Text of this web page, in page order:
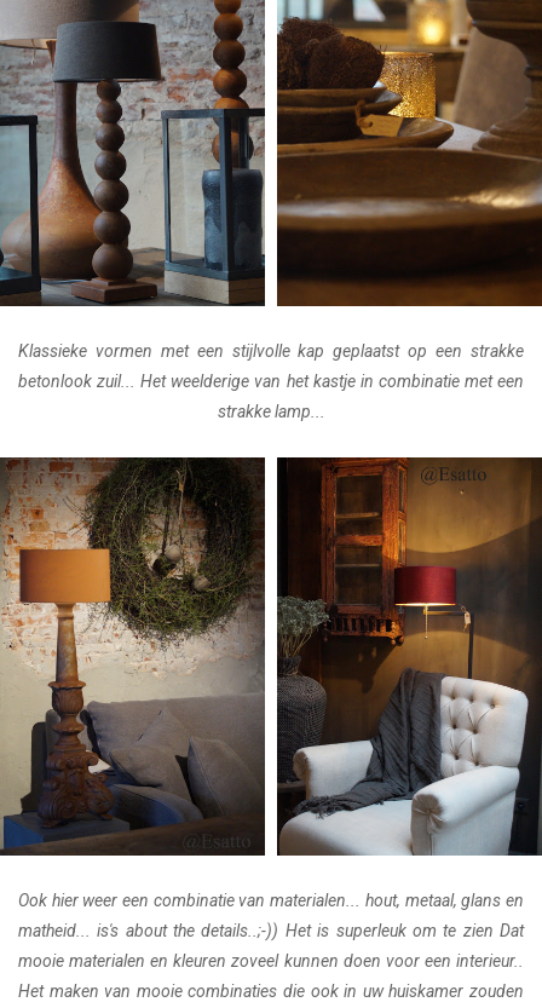
Klassieke vormen met een stijlvolle kap geplaatst op een strakke
betonlook zuil... Het weelderige van het kastje in combinatie met een
strakke lamp...
Ook hier weer een combinatie van materialen... hout, metaal, glans en
matheid... is's about the details..;-)) Het is superleuk om te zien Dat
mooie materialen en kleuren zoveel kunnen doen voor een interieur..
Het maken van mooie combinaties die ook in uw huiskamer zouden